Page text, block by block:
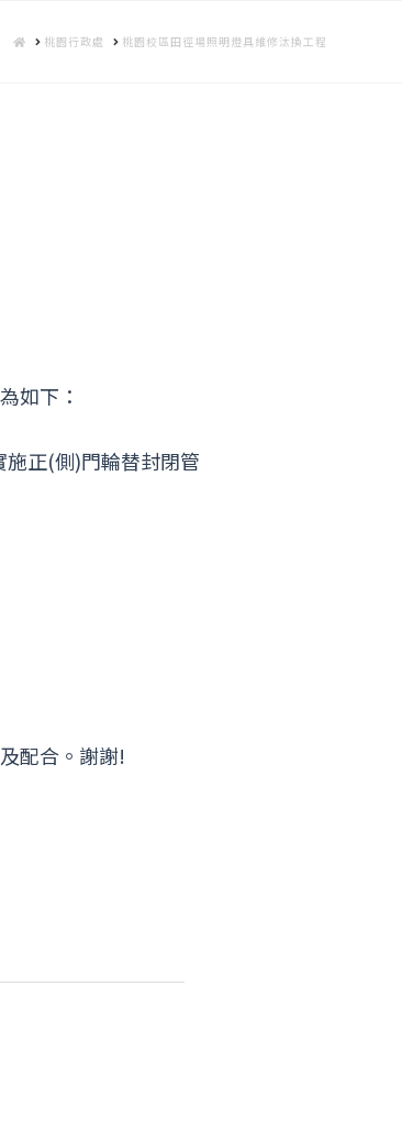
HOME
桃園行政處 桃園校區田徑場照明燈具維修汰換工程
如下：
正(側)門輪替封閉管
配合。謝謝!